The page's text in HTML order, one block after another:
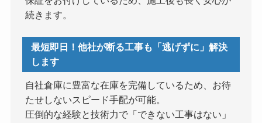
続きます。
最短即日！他社が断る工事も「逃げずに」解決
します
自社倉庫に豊富な在庫を完備しているため、お待
たせしないスピード手配が可能。
圧倒的な経験と技術力で「できない工事はない」